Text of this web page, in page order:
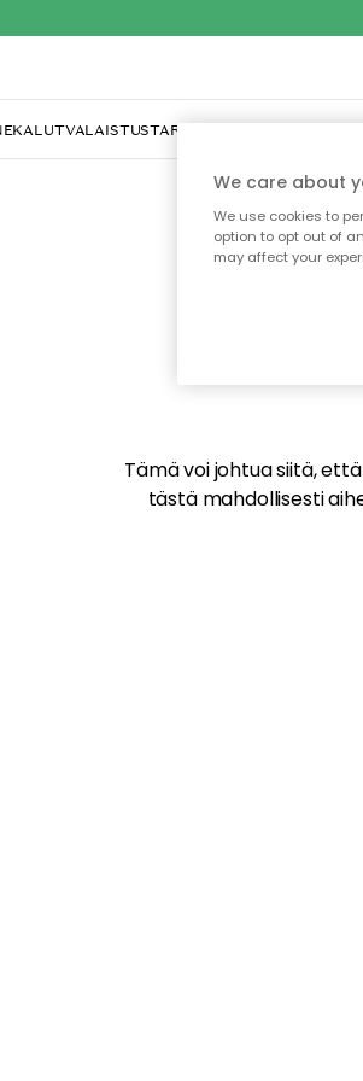
VALAISTUSTARJOILU JA KATTAUS
Tämä voi johtua siitä,
tästä mahdollisesti
We care about
We use cookies to
option to opt out of
may affect your